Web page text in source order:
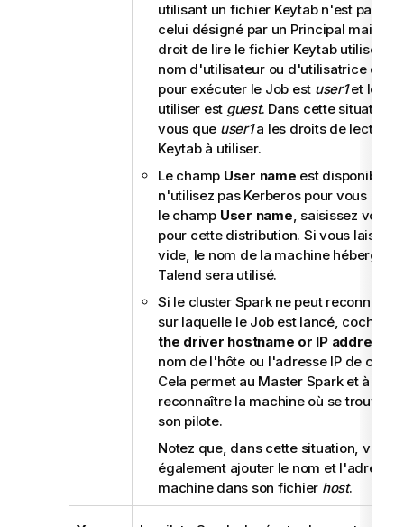
utilisant un fichier Keytab n'est pas
celui désigné par un Principal mais
droit de lire le fichier Keytab utilisé.
nom d'utilisateur ou d'utilisatrice que
pour exécuter le Job est user1et le
utiliser est guest. Dans cette situation,
vous que user1a les droits de lecture
Keytab à utiliser.
Le champ User name est disponible
n'utilisez pas Kerberos pour vous
le champ User name, saisissez votre
pour cette distribution. Si vous laissez
vide, le nom de la machine
Talend sera utilisé.
Si le cluster Spark ne peut reconnaître
sur laquelle le Job est lancé, cochez
the driver hostname or IP address
nom de l'hôte ou l'adresse IP de cette
Cela permet au Master Spark et à ses
reconnaître la machine où se trouve
son pilote.
Notez que, dans cette situation, vous
également ajouter le nom et l'adresse
machine dans son fichier host.